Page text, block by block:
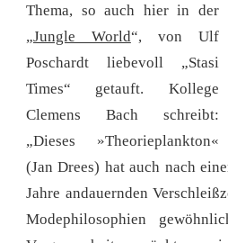
Thema, so auch hier in der
„Jungle World“, von Ulf
Poschardt liebevoll „Stasi
Times“ getauft. Kollege
Clemens Bach schreibt:
„Dieses »Theorieplankton«
(Jan Drees) hat auch nach
Jahre andauernden
Modephilosophien